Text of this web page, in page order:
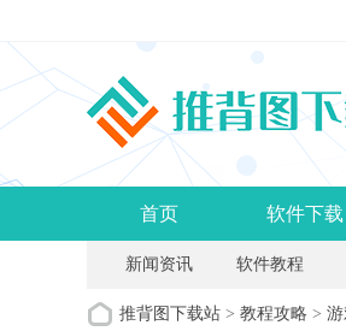
首页 软件下载
新闻资讯 软件教程
推背图下载站 > 教程攻略 >